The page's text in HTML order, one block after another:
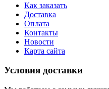
Как заказать
Доставка
Оплата
Контакты
Новости
Карта сайта
Условия доставки